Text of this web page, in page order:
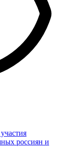
россиян и